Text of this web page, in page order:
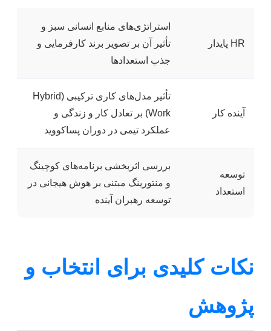
HR پایدار
استراتژی‌های منابع انسانی سبز و
تأثیر آن بر تصویر برند کارفرمایی و
جذب استعدادها
آینده کار
تأثیر مدل‌های کاری ترکیبی (Hybrid
Work) بر تعادل کار و زندگی و
عملکرد تیمی در دوران پساکووید
توسعه
استعداد
بررسی اثربخشی برنامه‌های کوچینگ
و منتورینگ مبتنی بر هوش هیجانی در
توسعه رهبران آینده
نکات کلیدی برای انتخاب و
پژوهش